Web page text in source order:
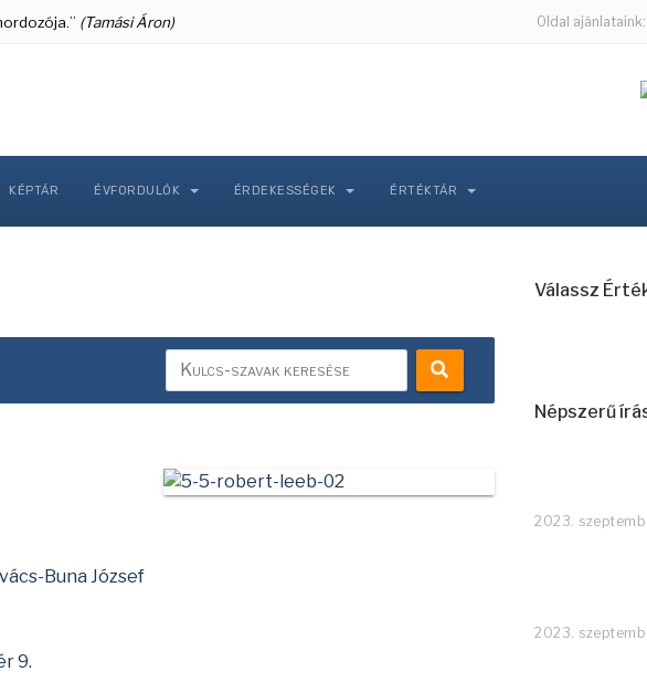
(Tamási Áron) Oldal ajánlataink:
KÉPTÁR ÉVFORDULÓK ÉRDEKESSÉGEK ÉRTÉKTÁR
Buna József
9.
Válassz
Népszerű
2023.
2023.